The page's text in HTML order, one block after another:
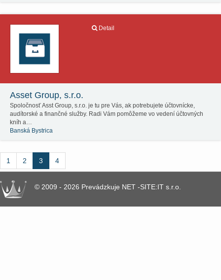
Detail
Asset Group, s.r.o.
Spoločnosť Asst Group, s.r.o. je tu pre Vás, ak potrebujete účtovnícke,
audítorské a finančné služby. Radi Vám pomôžeme vo vedení účtovných
kníh a…
Banská Bystrica
1 2 3 4
© 2009 - 2026 Prevádzkuje NET -SITE:IT s.r.o.